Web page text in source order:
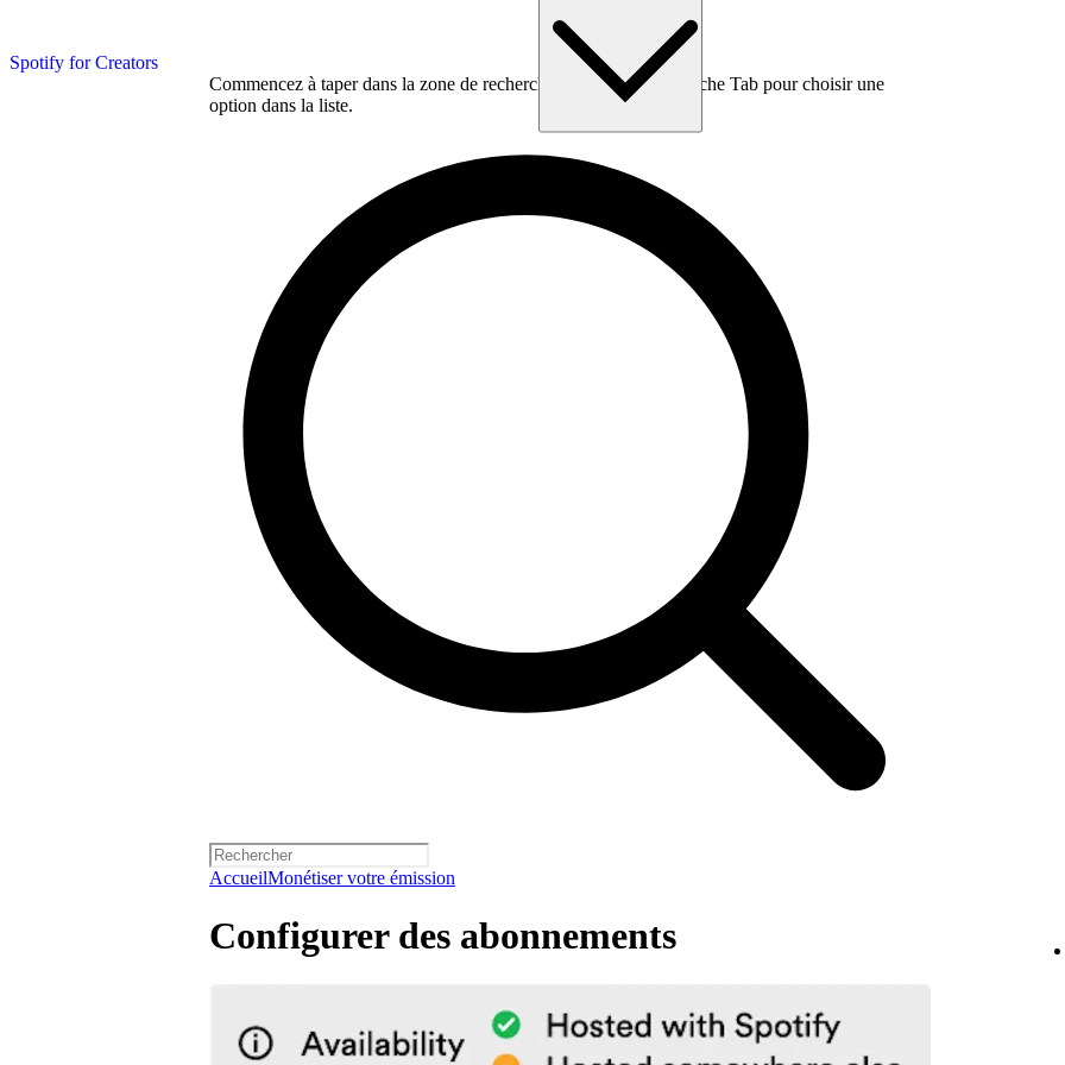
Spotify for Creators
Commencez à taper dans la zone de recherche, puis utilisez la touche Tab pour choisir une
option dans la liste.
AccueilMonétiser votre émission
Configurer des abonnements